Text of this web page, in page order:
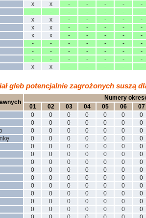
x x - - - -
-
- - - - - -
-
x x - - - -
-
x x - - - -
-
x x - - - -
-
- - - - - -
-
- - - - - -
-
- - - - - -
-
x x - - - - -
gleb potencjalnie zagrożonych suszą
Numery
01
02 03 04 05 06
07
0 0 0 0 0 0
0
0 0 0 0 0 0
0
0 0 0 0 0 0
0
0 0 0 0 0 0
0
0 0 0 0 0 0
0
0 0 0 0 0 0
0
0 0 0 0 0 0
0
0 0 0 0 0 0
0
0 0 0 0 0 0
0
0 0 0 0 0 0
0
0 0 0 0 0 0
0
0 0 0 0 0 0
0
0 0 0 0 0 0
0